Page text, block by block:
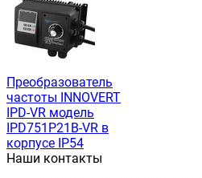
Преобразователь
частоты INNOVERT
IРD-VR модель
IPD751P21B-VR в
корпусе IP54
Наши контакты